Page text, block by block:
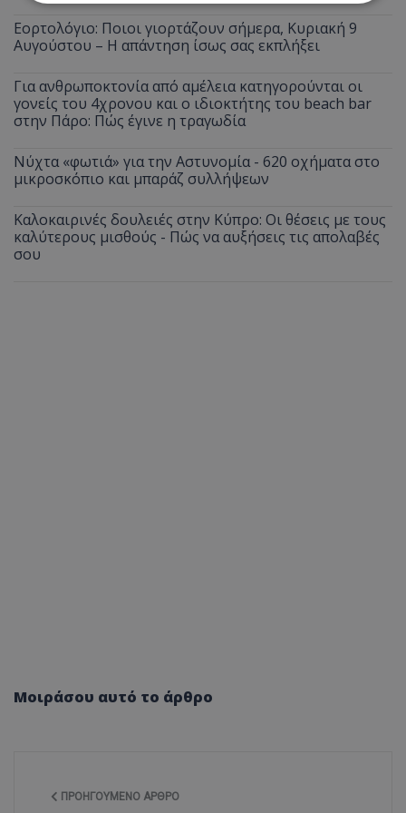
Εορτολόγιο: Ποιοι γιορτάζουν σήμερα, Κυριακή 9
Αυγούστου – Η απάντηση ίσως σας εκπλήξει
Για ανθρωποκτονία από αμέλεια κατηγορούνται οι
γονείς του 4χρονου και ο ιδιοκτήτης του beach bar
στην Πάρο: Πώς έγινε η τραγωδία
Νύχτα «φωτιά» για την Αστυνομία - 620 οχήματα στο
μικροσκόπιο και μπαράζ συλλήψεων
Καλοκαιρινές δουλειές στην Κύπρο: Οι θέσεις με τους
καλύτερους μισθούς - Πώς να αυξήσεις τις απολαβές
σου
Μοιράσου αυτό το άρθρο
ΠΡΟΗΓΟΎΜΕΝΟ ΆΡΘΡΟ
Απολύτως απαραίτητα
Απόδοσης
Μη ταξινομημένα
Τα απολύτως απαραίτητα cookies επιτρέπουν
σύνδεση χρήστη και τη διαχείριση λογαριασμού.
Ο ιστότοπος δεν μπορεί να χρησιμοποιηθεί σωστά
χωρίς τα απολύτως απαραίτητα cookies.
Ονοματεπώνυμο
Προμηθευτής
usprivacy
.lifenewscy.tothemaonline.com